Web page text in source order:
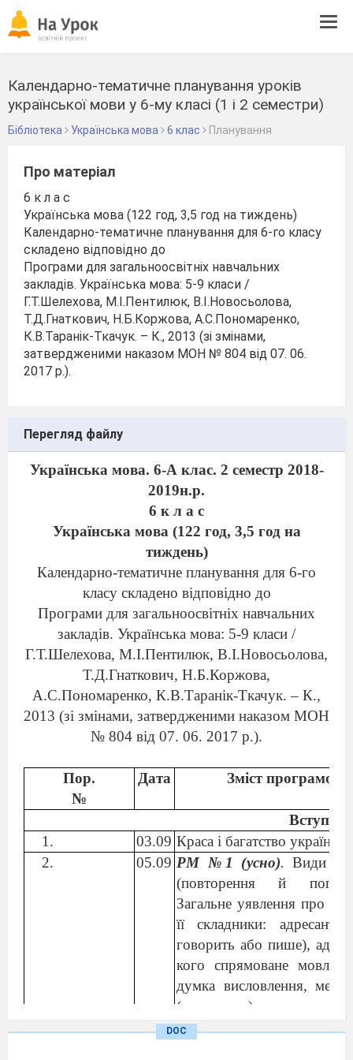
Календарно-тематичне планування уроків
української мови у 6-му класі (1 і 2 семестри)
Бібліотека Українська мова 6 клас Планування
Про матеріал
6 к л а с
Українська мова (122 год, 3,5 год на тиждень)
Календарно-тематичне планування для 6-го класу
складено відповідно до
Програми для загальноосвітніх навчальних
закладів. Українська мова: 5-9 класи /
Г.Т.Шелехова, М.І.Пентилюк, В.І.Новосьолова,
Т.Д.Гнаткович, Н.Б.Коржова, А.С.Пономаренко,
К.В.Таранік-Ткачук. – К., 2013 (зі змінами,
затвердженими наказом МОН № 804 від 07. 06.
2017 р.).
Перегляд файлу
Українська мова. 6-А клас. 2 семестр 2018-
2019н.р.
6 к л а с
Українська мова (122 год, 3,5 год на
тиждень)
Календарно-тематичне планування для 6-го
класу складено відповідно до
Програми для загальноосвітніх навчальних
закладів. Українська мова: 5-9 класи /
Г.Т.Шелехова, М.І.Пентилюк, В.І.Новосьолова,
Т.Д.Гнаткович, Н.Б.Коржова,
А.С.Пономаренко, К.В.Таранік-Ткачук. – К.,
2013 (зі змінами, затвердженими наказом МОН
№ 804 від 07. 06. 2017 р.).
Пор.
№
Дата Зміст
Вступ
03.09 Краса і багатство
05.09 РМ №1 (усно).Види
(повторення й
Загальне уявлення про
її складники:
говорить або пише),
кого спрямоване
думка висловлення, мета
(практично).
Повторення, узагальнення й
DOC